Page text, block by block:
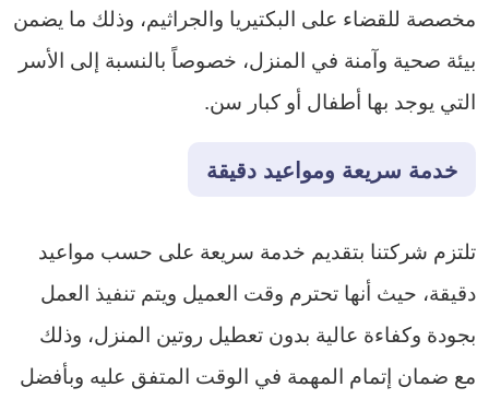
مخصصة للقضاء على البكتيريا والجراثيم، وذلك ما يضمن
بيئة صحية وآمنة في المنزل، خصوصاً بالنسبة إلى الأسر
التي يوجد بها أطفال أو كبار سن.
خدمة سريعة ومواعيد دقيقة
تلتزم شركتنا بتقديم خدمة سريعة على حسب مواعيد
دقيقة، حيث أنها تحترم وقت العميل ويتم تنفيذ العمل
بجودة وكفاءة عالية بدون تعطيل روتين المنزل، وذلك
مع ضمان إتمام المهمة في الوقت المتفق عليه وبأفضل